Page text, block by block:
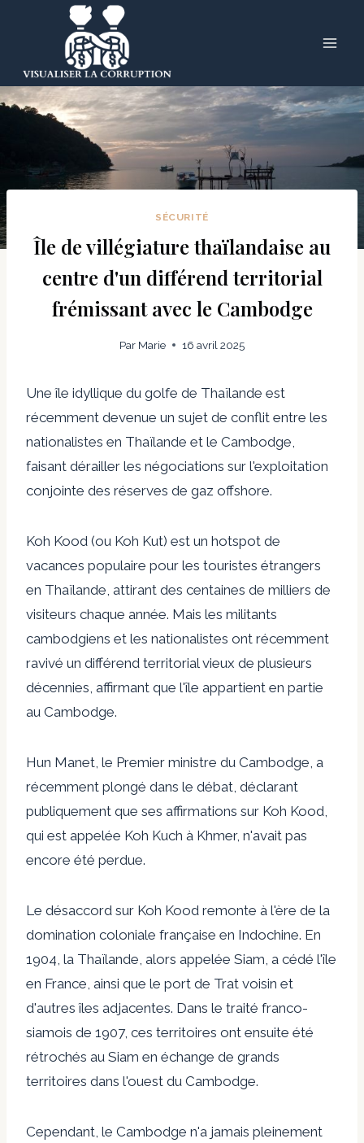
SÉCURITÉ
Île de villégiature thaïlandaise au
centre d'un différend territorial
frémissant avec le Cambodge
Par Marie 16 avril 2025
Une île idyllique du golfe de Thaïlande est
récemment devenue un sujet de conflit entre les
nationalistes en Thaïlande et le Cambodge,
faisant dérailler les négociations sur l'exploitation
conjointe des réserves de gaz offshore.
Koh Kood (ou Koh Kut) est un hotspot de
vacances populaire pour les touristes étrangers
en Thaïlande, attirant des centaines de milliers de
visiteurs chaque année. Mais les militants
cambodgiens et les nationalistes ont récemment
ravivé un différend territorial vieux de plusieurs
décennies, affirmant que l'île appartient en partie
au Cambodge.
Hun Manet, le Premier ministre du Cambodge, a
récemment plongé dans le débat, déclarant
publiquement que ses affirmations sur Koh Kood,
qui est appelée Koh Kuch à Khmer, n'avait pas
encore été perdue.
Le désaccord sur Koh Kood remonte à l'ère de la
domination coloniale française en Indochine. En
1904, la Thaïlande, alors appelée Siam, a cédé l'île
en France, ainsi que le port de Trat voisin et
d'autres îles adjacentes. Dans le traité franco-
siamois de 1907, ces territoires ont ensuite été
rétrochés au Siam en échange de grands
territoires dans l'ouest du Cambodge.
Cependant, le Cambodge n'a jamais pleinement